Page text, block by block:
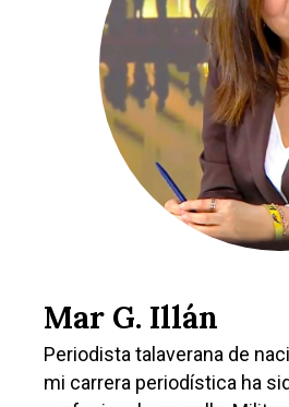
Mar G. Illán
Periodista talaverana de
mi carrera periodística ha